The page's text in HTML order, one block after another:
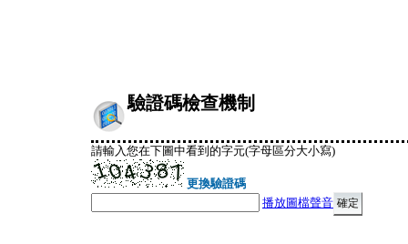
驗證碼檢查機制
請輸入您在下圖中看到的字元(字母區分大小寫)
更換驗證碼
播放圖檔聲音